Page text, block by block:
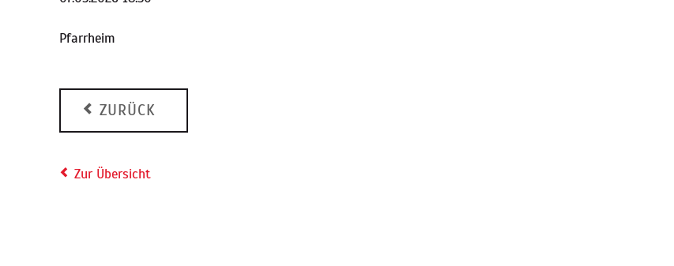
Pfarrheim
ZURÜCK
Zur Übersicht